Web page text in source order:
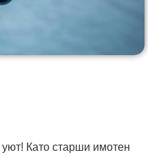
Като старши имотен